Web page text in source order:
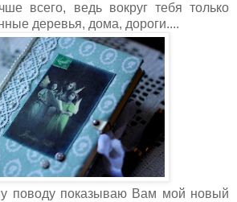
всего, ведь вокруг тебя только
деревья, дома, дороги....
показываю Вам мой новый